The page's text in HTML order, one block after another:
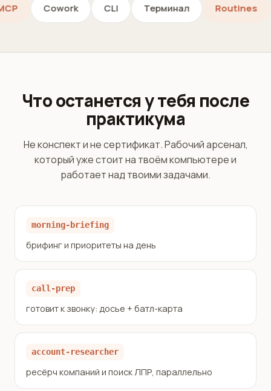
Cowork Терминал
Что останется у тебя после
практикума
Не конспект и не сертификат. Рабочий арсенал,
который уже стоит на твоём компьютере и
работает над твоими задачами.
morning-briefing
брифинг и приоритеты на день
call-prep
готовит к звонку: досье + батл-карта
account-researcher
ресёрч компаний и поиск ЛПР, параллельно